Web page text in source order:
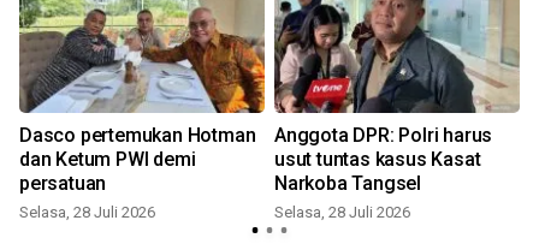
Dasco pertemukan Hotman
dan Ketum PWI demi
persatuan
Selasa, 28 Juli 2026
Anggota DPR: Polri harus
usut tuntas kasus Kasat
Narkoba Tangsel
Selasa, 28 Juli 2026